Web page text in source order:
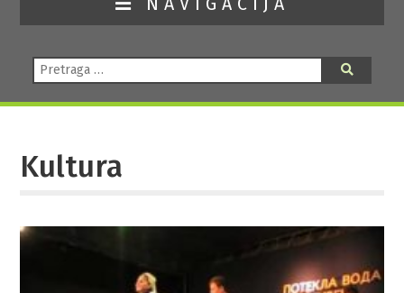
Pretraga:
Kultura